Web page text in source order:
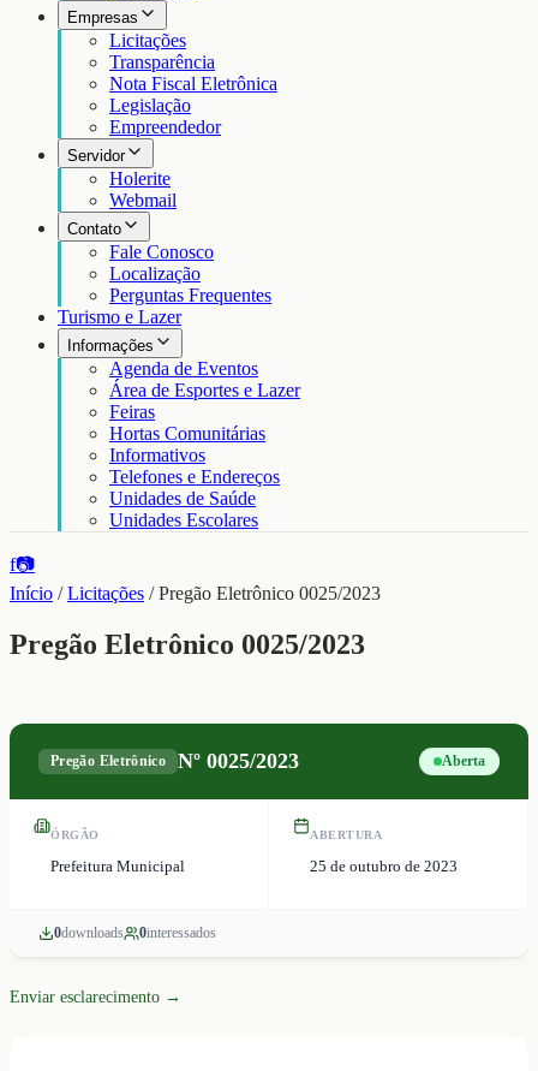
Empresas
Licitações
Transparência
Nota Fiscal Eletrônica
Legislação
Empreendedor
Servidor
Holerite
Webmail
Contato
Fale Conosco
Localização
Perguntas Frequentes
Turismo e Lazer
Informações
Agenda de Eventos
Área de Esportes e Lazer
Feiras
Hortas Comunitárias
Informativos
Telefones e Endereços
Unidades de Saúde
Unidades Escolares
f📷
Início /Licitações /Pregão Eletrônico 0025/2023
Pregão Eletrônico 0025/2023
Pregão Eletrônico Nº0025/2023 Aberta
ÓRGÃO
Prefeitura Municipal
ABERTURA
25 de outubro de 2023
0downloads 0interessados
Enviar esclarecimento →